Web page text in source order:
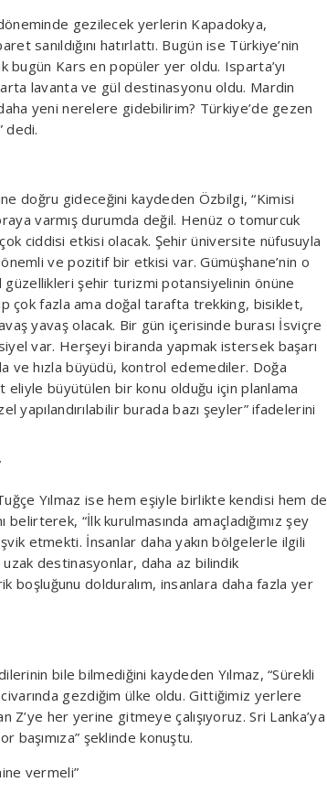
gezilecek yerlerin Kapadokya,
sanıldığını hatırlattı. Bugün ise Türkiye’nin
bugün Kars en popüler yer oldu. Isparta’yı
lavanta ve gül destinasyonu oldu. Mardin
yeni nerelere gidebilirim? Türkiye’de gezen
dedi.
doğru gideceğini kaydeden Özbilgi, “Kimisi
varmış durumda değil. Henüz o tomurcuk
çok ciddisi etkisi olacak. Şehir üniversite nüfusuyla
ve pozitif bir etkisi var. Gümüşhane’nin o
şehir turizmi potansiyelinin önüne
çok fazla ama doğal tarafta trekking, bisiklet,
yavaş olacak. Bir gün içerisinde burası İsviçre
var. Herşeyi biranda yapmak istersek başarı
ve hızla büyüdü, kontrol edemediler. Doğa
eliyle büyütülen bir konu olduğu için planlama
yapılandırılabilir burada bazı şeyler” ifadelerini
Yılmaz ise hem eşiyle birlikte kendisi hem de
belirterek, “İlk kurulmasında amaçladığımız şey
etmekti. İnsanlar daha yakın bölgelerle ilgili
destinasyonlar, daha az bilindik
boşluğunu dolduralım, insanlara daha fazla yer
bile bilmediğini kaydeden Yılmaz, “Sürekli
gezdiğim ülke oldu. Gittiğimiz yerlere
her yerine gitmeye çalışıyoruz. Sri Lanka’ya
şeklinde konuştu.
vermeli”